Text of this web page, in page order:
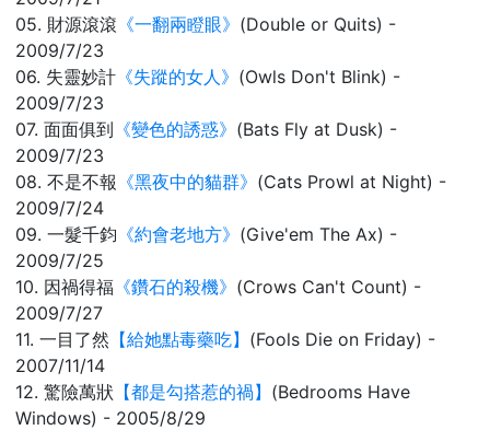
05. 財源滾滾 《一翻兩瞪眼》 (Double or Quits) -
2009/7/23
06. 失靈妙計 《失蹤的女人》 (Owls Don't Blink) -
2009/7/23
07. 面面俱到 《變色的誘惑》 (Bats Fly at Dusk) -
2009/7/23
08. 不是不報 《黑夜中的貓群》 (Cats Prowl at Night) -
2009/7/24
09. 一髮千鈞 《約會老地方》 (Give'em The Ax) -
2009/7/25
10. 因禍得福 《鑽石的殺機》 (Crows Can't Count) -
2009/7/27
11. 一目了然 【給她點毒藥吃】 (Fools Die on Friday) -
2007/11/14
12. 驚險萬狀 【都是勾搭惹的禍】 (Bedrooms Have
Windows) - 2005/8/29